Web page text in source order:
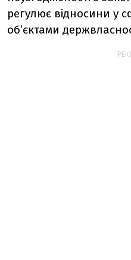
регулює відносини у
об’єктами